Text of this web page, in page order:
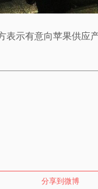
示有意向苹果供应
分享到微博